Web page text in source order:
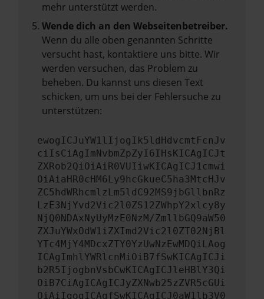
mehr unterstützt werden.
Wende dich an den Webseitenbetreiber.
Wenn du alle oben genannten Schritte
versucht hast, kontaktiere uns bitte. Wir
werden versuchen, das Problem zu
beheben. Du kannst uns diesen Text
schicken, um uns bei der Fehlersuche zu
unterstützen:
ewogICJuYW1lIjogIk5ldHdvcmtFcnJv
ciIsCiAgImNvbmZpZyI6IHsKICAgICJt
ZXRob2QiOiAiR0VUIiwKICAgICJ1cmwi
OiAiaHR0cHM6Ly9hcGkueC5ha3MtcHJv
ZC5hdWRhcmlzLm5ldC92MS9jbGllbnRz
LzE3NjYvd2Vic2l0ZS12ZWhpY2xlcy8y
NjQ0NDAxNyUyMzE0NzM/ZmllbGQ9aW50
ZXJuYWxOdW1iZXImd2Vic2l0ZT02NjBl
YTc4MjY4MDcxZTY0YzUwNzEwMDQiLAog
ICAgImhlYWRlcnMiOiB7fSwKICAgICJi
b2R5IjogbnVsbCwKICAgICJleHBlY3Qi
OiB7CiAgICAgICJyZXNwb25zZVR5cGUi
OiAiIgogICAgfSwKICAgICJ0aW1lb3V0